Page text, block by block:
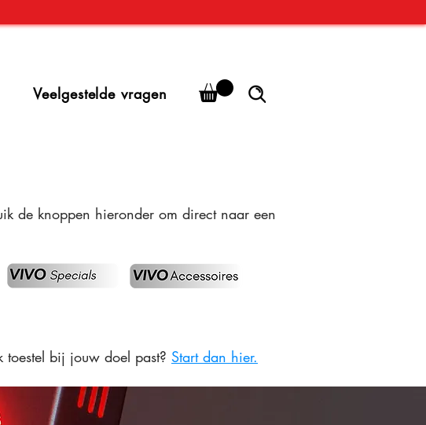
Veelgestelde vragen
de knoppen hieronder om direct naar een
bij jouw doel past? Start dan hier.